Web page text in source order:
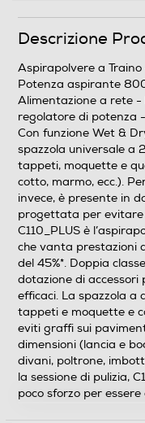
Riavvolgimento cavo
Controllo
Impugnatura
Funzione Wet & Dry
Altre funzioni
Potenza di
Descrizione
Aspirapolvere a
Potenza aspirante
Alimentazione a rete -
regolatore di potenza
Con funzione Wet &
spazzola universale a
tappeti, moquette e
cotto, marmo, ecc.).
invece, è presente in
progettata per evitare
C110_PLUS è
che vanta prestazioni
del 45%*. Doppia
dotazione di accessori
efficaci. La spazzola a
tappeti e moquette e
eviti graffi sui
dimensioni (lancia e
divani, poltrone,
la sessione di pulizia,
poco sforzo per